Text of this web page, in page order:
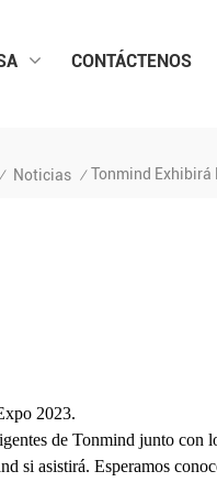
CONTÁCTENOS
/ Noticias / Tonmind Exhibirá
2023.
de Tonmind junto con
si asistirá. Esperamos